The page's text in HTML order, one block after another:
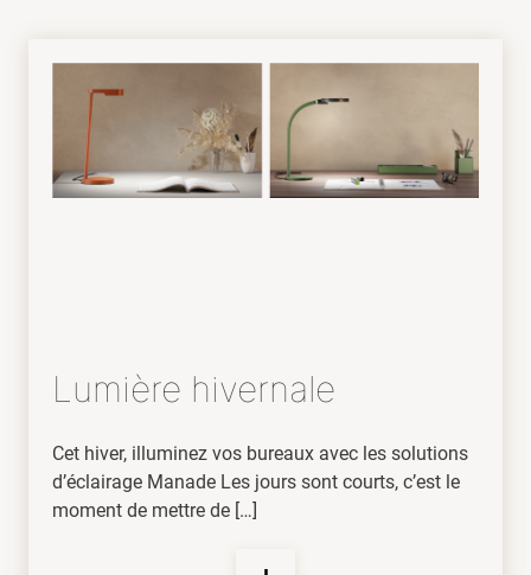
Lumière hivernale
Cet hiver, illuminez vos bureaux avec les solutions
d’éclairage Manade Les jours sont courts, c’est le
moment de mettre de […]